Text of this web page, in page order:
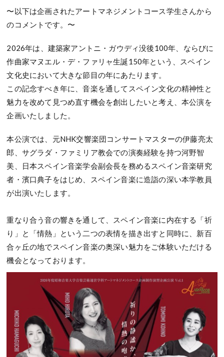
〜以下は企画されたアートマネジメントコース学生さんから
のコメントです。〜
2026年は、建築家アントニ・ガウディ没後100年、ならびに
作曲家マヌエル・デ・ファリャ生誕150年という、スペイン
文化史において大きな節目の年にあたります。
この記念すべき年に、音楽を通してスペイン文化の精神性と
魅力を改めて見つめ直す機会を創出したいと考え、本公演を
企画いたしました。
本公演では、元NHK交響楽団コンサートマスターの伊藤亮太
郎、サグラダ・ファミリア教会での演奏経験を持つ河野智
美、日本スペイン音楽学会副会長を務めるスペイン音楽研究
者・濱口典子をはじめ、スペイン音楽に造詣の深い本学教員
が出演いたします。
重なり合う音の響きを通して、スペイン音楽に内在する「祈
り」と「情熱」という二つの表情を描き出すと同時に、新百
合ヶ丘の地でスペイン音楽の奥深い魅力をご体験いただける
機会となっております。